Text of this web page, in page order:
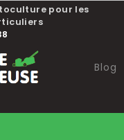
pour les
Blog